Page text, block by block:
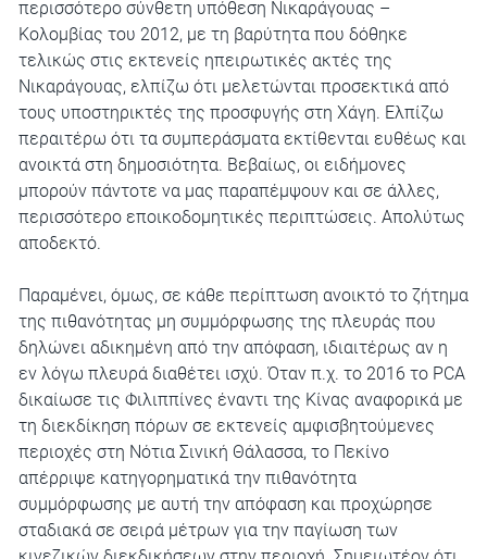
περισσότερο σύνθετη υπόθεση Νικαράγουας –
Κολομβίας του 2012, με τη βαρύτητα που δόθηκε
τελικώς στις εκτενείς ηπειρωτικές ακτές της
Νικαράγουας, ελπίζω ότι μελετώνται προσεκτικά από
τους υποστηρικτές της προσφυγής στη Χάγη. Ελπίζω
περαιτέρω ότι τα συμπεράσματα εκτίθενται ευθέως και
ανοικτά στη δημοσιότητα. Βεβαίως, οι ειδήμονες
μπορούν πάντοτε να μας παραπέμψουν και σε άλλες,
περισσότερο εποικοδομητικές περιπτώσεις. Απολύτως
αποδεκτό.
Παραμένει, όμως, σε κάθε περίπτωση ανοικτό το ζήτημα
της πιθανότητας μη συμμόρφωσης της πλευράς που
δηλώνει αδικημένη από την απόφαση, ιδιαιτέρως αν η
εν λόγω πλευρά διαθέτει ισχύ. Όταν π.χ. το 2016 το PCA
δικαίωσε τις Φιλιππίνες έναντι της Κίνας αναφορικά με
τη διεκδίκηση πόρων σε εκτενείς αμφισβητούμενες
περιοχές στη Νότια Σινική Θάλασσα, το Πεκίνο
απέρριψε κατηγορηματικά την πιθανότητα
συμμόρφωσης με αυτή την απόφαση και προχώρησε
σταδιακά σε σειρά μέτρων για την παγίωση των